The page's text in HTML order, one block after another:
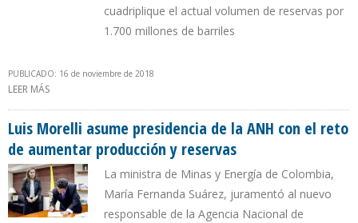
cuadriplique el actual volumen de reservas por
1.700 millones de barriles
PUBLICADO: 16 de noviembre de 2018
LEER MÁS
Luis Morelli asume presidencia de la ANH con el reto
de aumentar producción y reservas
La ministra de Minas y Energía de Colombia,
María Fernanda Suárez, juramentó al nuevo
responsable de la Agencia Nacional de